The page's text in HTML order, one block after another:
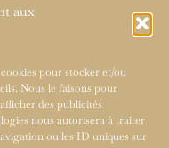
aux
pour stocker et/ou
Nous le faisons pour
des publicités
nous autorisera à traiter
ou les ID uniques sur